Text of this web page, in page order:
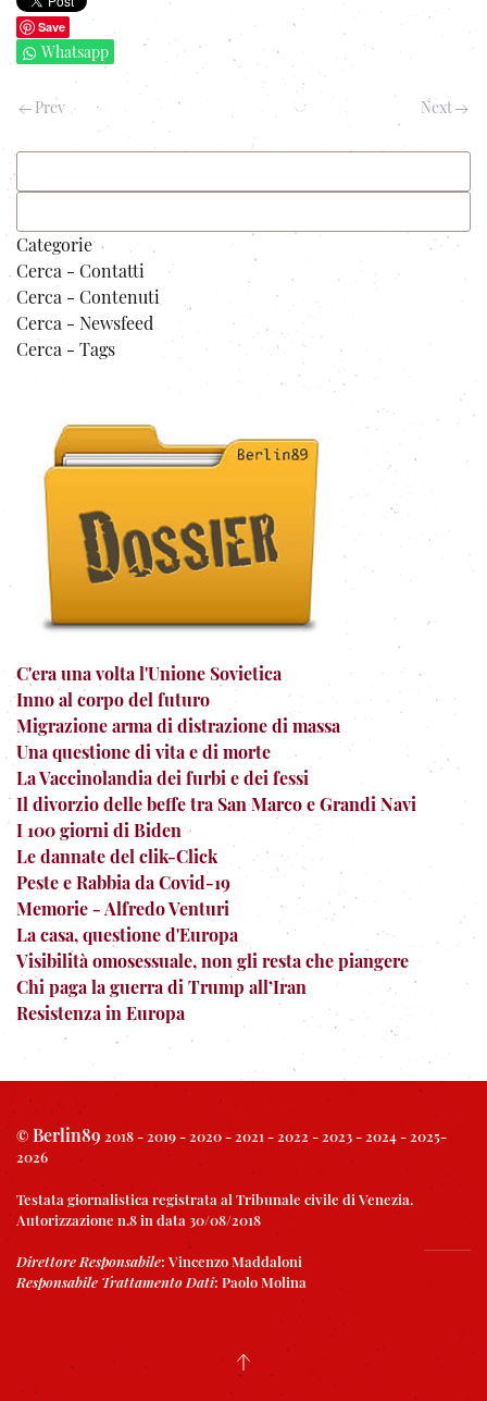
Save
Whatsapp
Prev Next
Categorie
Cerca - Contatti
Cerca - Contenuti
Cerca - Newsfeed
Cerca - Tags
C'era una volta l'Unione Sovietica
Inno al corpo del futuro
Migrazione arma di distrazione di massa
Una questione di vita e di morte
La Vaccinolandia dei furbi e dei fessi
Il divorzio delle beffe tra San Marco e Grandi Navi
I 100 giorni di Biden
Le dannate del clik-Click
Peste e Rabbia da Covid-19
Memorie - Alfredo Venturi
La casa, questione d'Europa
Visibilità omosessuale, non gli resta che piangere
Chi paga la guerra di Trump all’Iran
Resistenza in Europa
© Berlin89 2018 - 2019 - 2020 - 2021 - 2022 - 2023 - 2024 - 2025-
2026
Testata giornalistica registrata al Tribunale civile di Venezia.
Autorizzazione n.8 in data 30/08/2018
Direttore Responsabile: Vincenzo Maddaloni
Responsabile Trattamento Dati: Paolo Molina